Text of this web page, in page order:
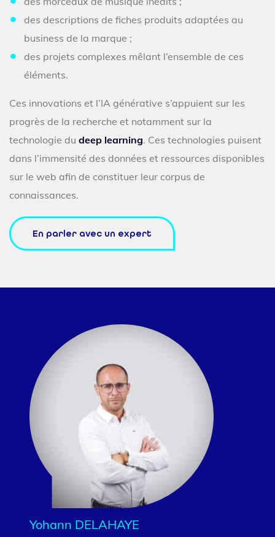
des descriptions de fiches produits adaptées au
business de la marque ;
des projets complexes mêlant l’ensemble de ces
éléments.
Ces innovations et l’IA générative s’appuient sur les
progrès de la recherche et notamment sur la
technologie du deep learning. Ces technologies puisent
dans l’immensité des données et ressources disponibles
sur le web afin de constituer leur corpus de
connaissances.
En parler avec un expert
Yohann DELAHAYE